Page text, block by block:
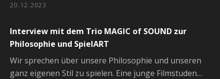
20.12.2023
Interview mit dem Trio MAGIC of SOUND zur
Philosophie und SpielART
Wir sprechen über unsere Philosophie und unseren
ganz eigenen Stil zu spielen. Eine junge Filmstuden…